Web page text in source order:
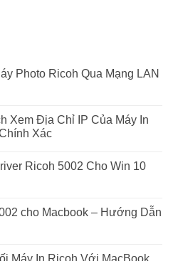
Photo Ricoh Qua Mạng LAN
Xem Địa Chỉ IP Của Máy In
Xác
Ricoh 5002 Cho Win 10
cho Macbook – Hướng Dẫn